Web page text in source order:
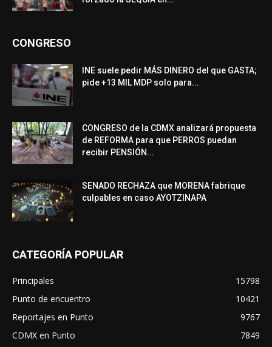
CONGRESO
INE suele pedir MÁS DINERO del que GASTA;
pide +13 MIL MDP solo para...
CONGRESO de la CDMX analizará propuesta
de REFORMA para que PERROS puedan
recibir PENSIÓN...
SENADO RECHAZA que MORENA fabrique
culpables en caso AYOTZINAPA
CATEGORÍA POPULAR
Principales
15798
Punto de encuentro
10421
Reportajes en Punto
9767
CDMX en Punto
7849